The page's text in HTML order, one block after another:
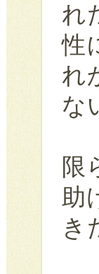
れ
性
れ
な
限
助
き